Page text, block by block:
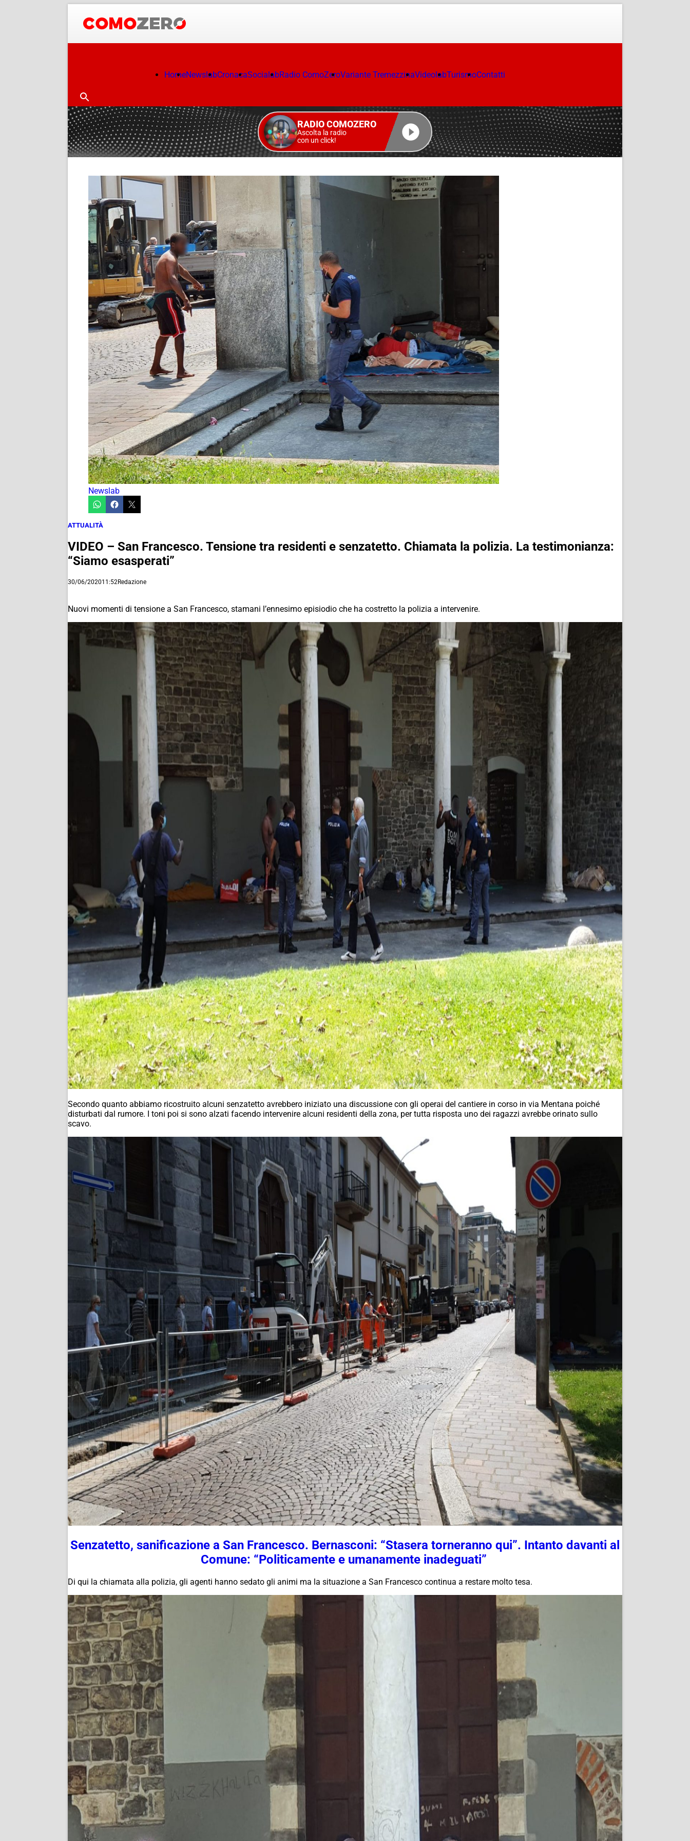
HomeNewslabCronacaSocialabRadio ComoZeroVariante TremezzinaVideolabTurismoContatti
RADIO COMOZERO
Ascolta la radio
con un click!
Newslab
ATTUALITÀ
VIDEO – San Francesco. Tensione tra residenti e senzatetto. Chiamata la polizia. La testimonianza:
“Siamo esasperati”
30/06/202011:52Redazione
Nuovi momenti di tensione a San Francesco, stamani l’ennesimo episiodio che ha costretto la polizia a intervenire.
Secondo quanto abbiamo ricostruito alcuni senzatetto avrebbero iniziato una discussione con gli operai del cantiere in corso in via Mentana poiché
disturbati dal rumore. I toni poi si sono alzati facendo intervenire alcuni residenti della zona, per tutta risposta uno dei ragazzi avrebbe orinato sullo
scavo.
Senzatetto, sanificazione a San Francesco. Bernasconi: “Stasera torneranno qui”. Intanto davanti al
Comune: “Politicamente e umanamente inadeguati”
Di qui la chiamata alla polizia, gli agenti hanno sedato gli animi ma la situazione a San Francesco continua a restare molto tesa.